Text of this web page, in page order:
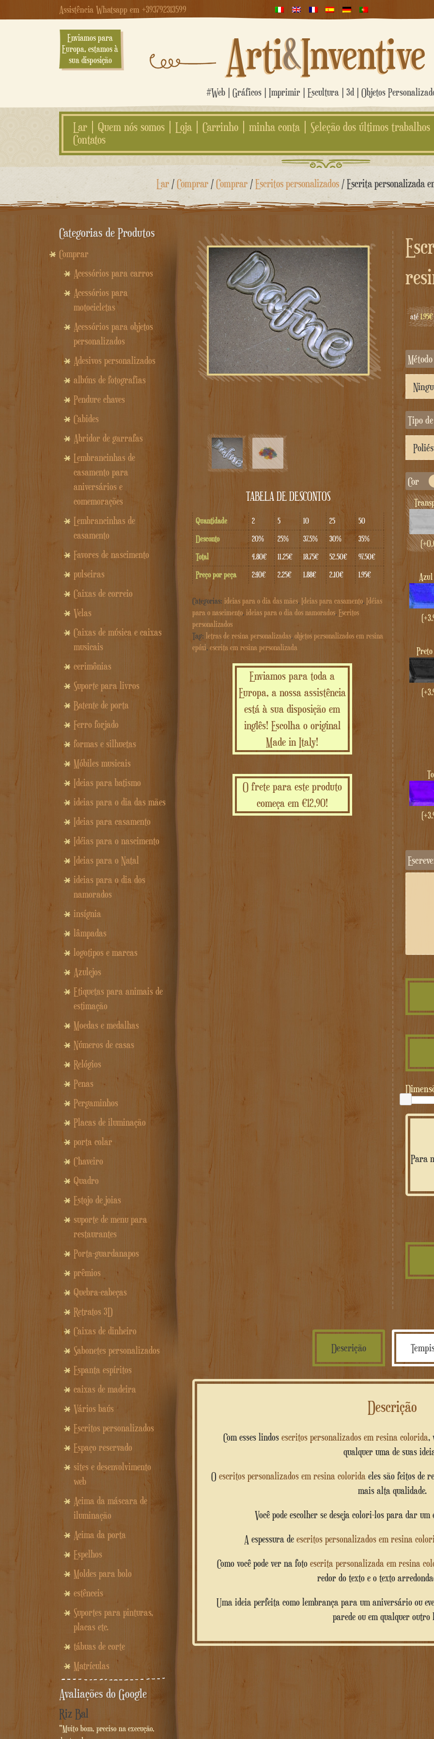
Assistência Whatsapp em +393792313599
Enviamos para
Europa, estamos à
sua disposição
Arti&Inventive
#Web | Gráficos | Imprimir | Escultura | 3d | Objetos
Lar Quem nós somos Loja Carrinho minha conta Seleção dos últimos trabalhos
Contatos
Ir
conteúdo
Lar/Comprar/Comprar/Escritos personalizados/ Escrita personalizada
TABELA DE DESCONTOS
Quantidade 2 5 10 25
50
Desconto
20% 25% 37.5% 30%
35%
Total
4.80€ 11.25€ 18.75€ 52.50€
97.50€
Preço por peça
2.40€ 2.25€ 1.88€ 2.10€ 1.95€
Categorias: ideias para o dia das mães, Ideias para casamento, Idéias
para o nascimento, ideias para o dia dos namorados, Escritos
personalizados
Tag: letras de resina personalizadas, objetos personalizados em resina
epóxi, escrita em resina personalizada
Enviamos para toda a
Europa, a nossa assistência
está à sua disposição em
inglês! Escolha o original
Made in Italy!
O frete para este produto
começa em €12,90!
Escrita personalizada em
até1.95€
Tipo
Cor
(+
(+
(+
(+
Para
Descrição
Descrição
Com esses lindos escritos personalizados em resina colorida,
qualquer uma de suas
escritos personalizados em resina colorida eles são feitos de
mais alta qualidade.
Você pode escolher se deseja colori-los para dar
A espessura de escritos personalizados em resina
Como você pode ver na foto escrita personalizada em resina
redor do texto e o texto
Uma ideia perfeita como lembrança para um aniversário ou evento, também perfeita para pendurar na
parede ou em qualquer outro
Categorias de Produtos
Comprar
Acessórios para carros
Acessórios para
motocicletas
Acessórios para objetos
personalizados
Adesivos personalizados
albúns de fotografias
Pendure chaves
Cabides
Abridor de garrafas
Lembrancinhas de
casamento para
aniversários e
comemorações
Lembrancinhas de
casamento
Favores de nascimento
pulseiras
Caixas de correio
Velas
Caixas de música e caixas
musicais
cerimônias
Suporte para livros
Batente de porta
Ferro forjado
formas e silhuetas
Móbiles musicais
Ideias para batismo
ideias para o dia das mães
Ideias para casamento
Idéias para o nascimento
Ideias para o Natal
ideias para o dia dos
namorados
insígnia
lâmpadas
logotipos e marcas
Azulejos
Etiquetas para animais de
estimação
Moedas e medalhas
Números de casas
Relógios
Penas
Pergaminhos
Placas de iluminação
porta colar
Chaveiro
Quadro
Estojo de joias
suporte de menu para
restaurantes
Porta-guardanapos
prêmios
Quebra-cabeças
Retratos 3D
Caixas de dinheiro
Sabonetes personalizados
Espanta espíritos
caixas de madeira
Vários baús
Escritos personalizados
Espaço reservado
sites e desenvolvimento
web
Acima da máscara de
iluminação
Acima da porta
Espelhos
Moldes para bolo
estênceis
Suportes para pinturas,
placas etc.
tábuas de corte
Matrículas
Avaliações do Google
Riz Bal
"Muito bom, preciso na execução,